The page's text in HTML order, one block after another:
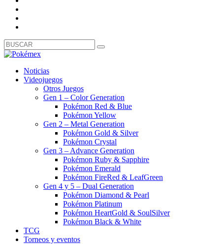
Noticias
Videojuegos
Otros Juegos
Gen 1 – Color Generation
Pokémon Red & Blue
Pokémon Yellow
Gen 2 – Metal Generation
Pokémon Gold & Silver
Pokémon Crystal
Gen 3 – Advance Generation
Pokémon Ruby & Sapphire
Pokémon Emerald
Pokémon FireRed & LeafGreen
Gen 4 y 5 – Dual Generation
Pokémon Diamond & Pearl
Pokémon Platinum
Pokémon HeartGold & SoulSilver
Pokémon Black & White
TCG
Torneos y eventos